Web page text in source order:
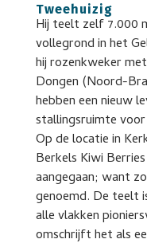
Tweehuizig
Hij teelt zelf 7.000
vollegrond in het
hij rozenkweker
Dongen (Noord-
hebben een nieuw
stallingsruimte
Op de locatie in
Berkels Kiwi
aangegaan; want
genoemd. De teelt
alle vlakken
omschrijft het als